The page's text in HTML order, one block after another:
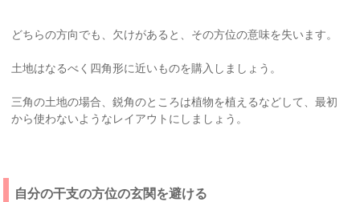
どちらの方向でも、欠けがあると、その方位の意味を失います。
土地はなるべく四角形に近いものを購入しましょう。
三角の土地の場合、鋭角のところは植物を植えるなどして、最初
から使わないようなレイアウトにしましょう。
自分の干支の方位の玄関を避ける